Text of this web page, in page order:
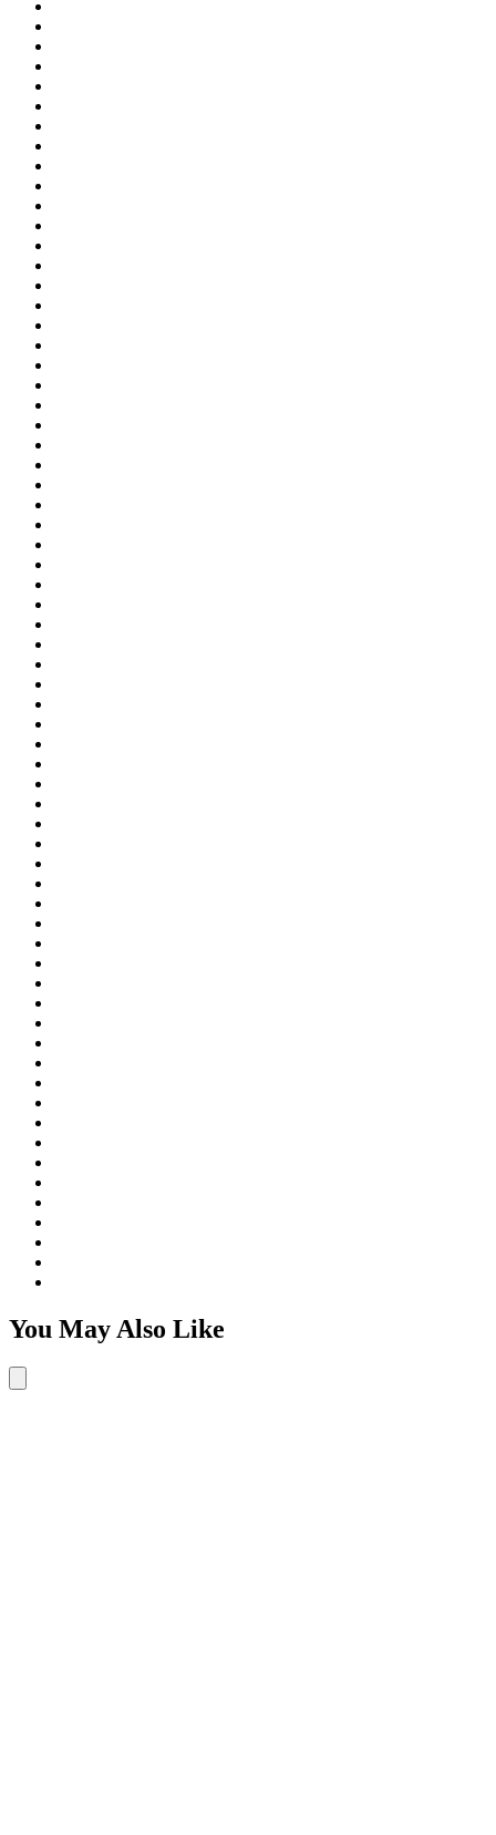
You May Also Like